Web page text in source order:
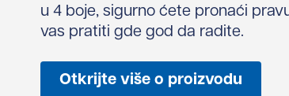
u 4 boje, sigurno ćete pronaći
vas pratiti gde god da radite.
Otkrijte više o proizvodu